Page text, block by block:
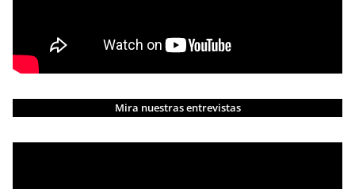
Mira nuestras entrevistas